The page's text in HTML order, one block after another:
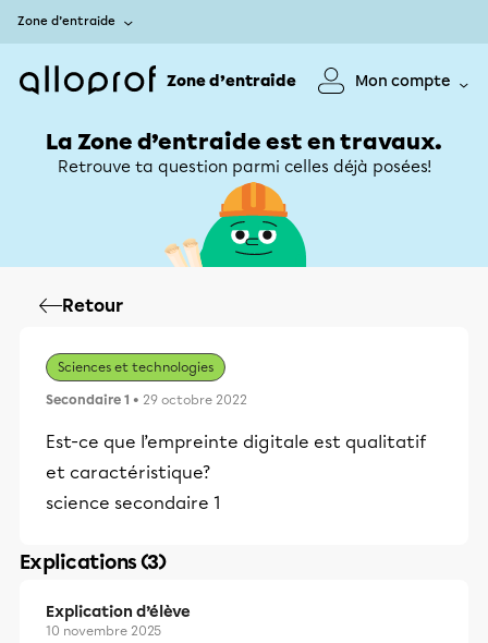
Zone d’entraide
Zone d’entraide Mon compte
La Zone d’entraide est en travaux.
Retrouve ta question parmi celles déjà posées!
Retour
Sciences et technologies
Secondaire 1 • 29 octobre 2022
Est-ce que l’empreinte digitale est qualitatif
et caractéristique?
science secondaire 1
Explications (3)
Explication d’élève
10 novembre 2025